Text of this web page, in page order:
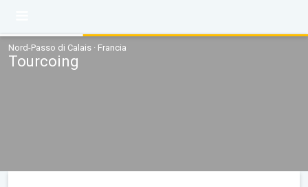
Nord-Passo di Calais · Francia
Tourcoing